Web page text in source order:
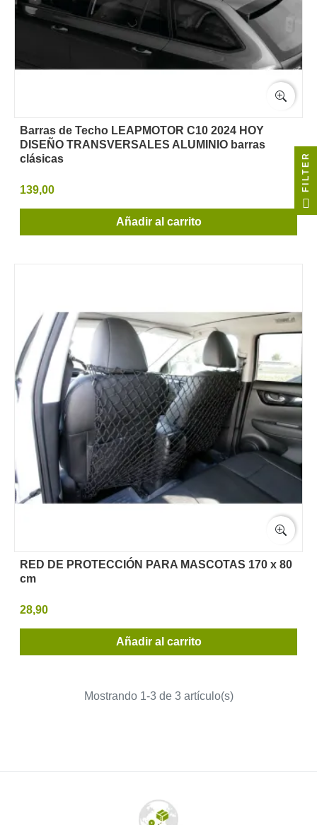
Barras de Techo LEAPMOTOR C10 2024 HOY
DISEÑO TRANSVERSALES ALUMINIO barras
clásicas
139,00
Añadir al carrito
RED DE PROTECCIÓN PARA MASCOTAS 170 x 80
cm
28,90
Añadir al carrito
Mostrando 1-3 de 3 artículo(s)
FILTER